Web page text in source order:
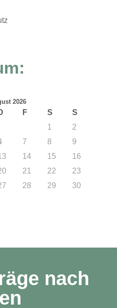
2026
F S
S
1
2
7 8
9
14 15
16
21 22
23
28 29
30
nach